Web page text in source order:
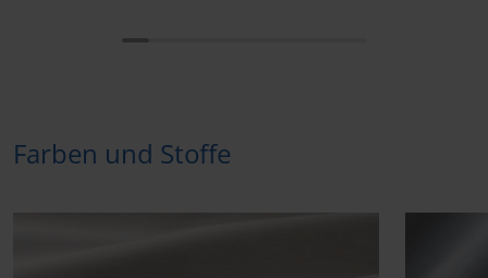
Farben und Stoffe